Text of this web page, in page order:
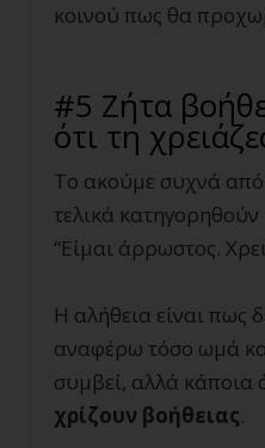
κοινού πως θα
#5 Ζήτα
ότι τη
Το ακούμε συχνά
τελικά
“Είμαι άρρωστος.
Η αλήθεια είναι πως
αναφέρω τόσο ωμά
συμβεί, αλλά κάποια
χρίζουν βοήθειας.